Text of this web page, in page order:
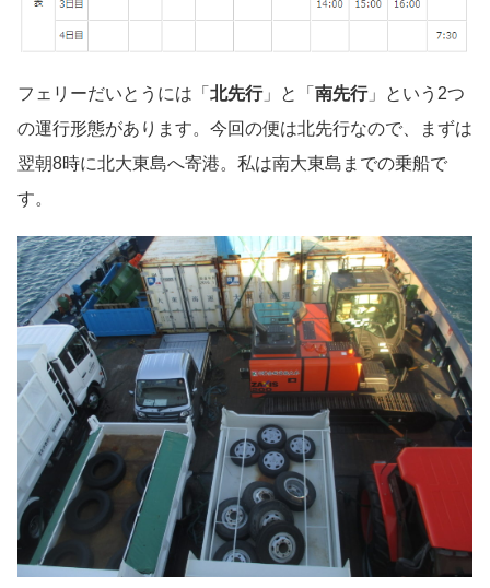
フェリーだいとうには「 北先行」と「 南先行」という2つ
の運行形態があります。今回の便は北先行なので、まずは
翌朝8時に北大東島へ寄港。私は南大東島までの乗船で
す。